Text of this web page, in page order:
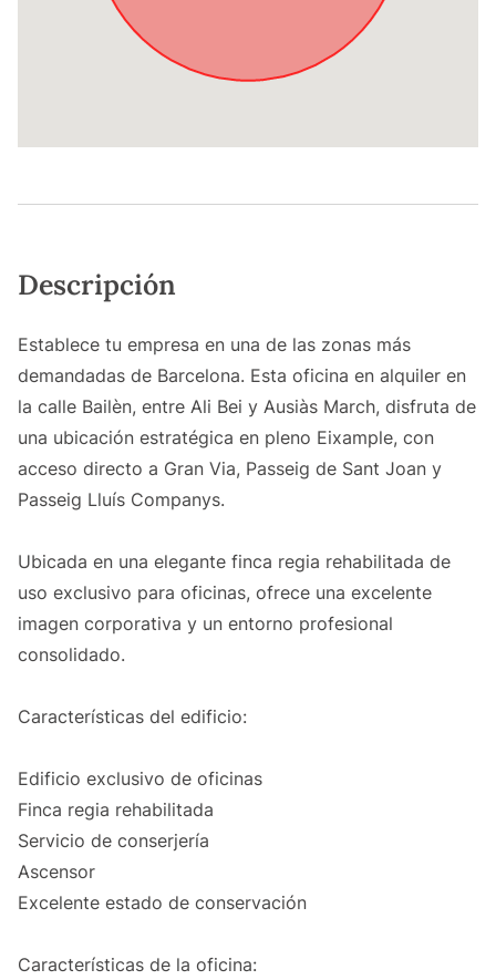
Descripción
Establece tu empresa en una de las zonas más
demandadas de Barcelona. Esta oficina en alquiler en
la calle Bailèn, entre Ali Bei y Ausiàs March, disfruta de
una ubicación estratégica en pleno Eixample, con
acceso directo a Gran Via, Passeig de Sant Joan y
Passeig Lluís Companys.
Ubicada en una elegante finca regia rehabilitada de
uso exclusivo para oficinas, ofrece una excelente
imagen corporativa y un entorno profesional
consolidado.
Características del edificio:
Edificio exclusivo de oficinas
Finca regia rehabilitada
Servicio de conserjería
Ascensor
Excelente estado de conservación
Características de la oficina: